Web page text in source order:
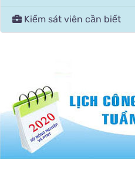
Kiểm sát viên cần biết